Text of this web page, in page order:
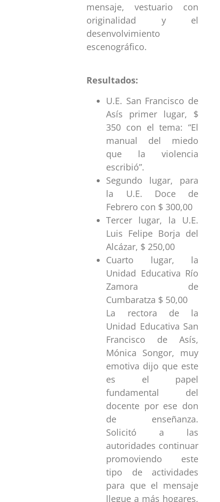
mensaje, vestuario con
originalidad y el
desenvolvimiento
escenográfico.
Resultados:
U.E. San Francisco de
Asís primer lugar, $
350 con el tema: “El
manual del miedo
que la violencia
escribió”.
Segundo lugar, para
la U.E. Doce de
Febrero con $ 300,00
Tercer lugar, la U.E.
Luis Felipe Borja del
Alcázar, $ 250,00
Cuarto lugar, la
Unidad Educativa Río
Zamora de
Cumbaratza $ 50,00
La rectora de la
Unidad Educativa San
Francisco de Asís,
Mónica Songor, muy
emotiva dijo que este
es el papel
fundamental del
docente por ese don
de enseñanza.
Solicitó a las
autoridades continuar
promoviendo este
tipo de actividades
para que el mensaje
llegue a más hogares,